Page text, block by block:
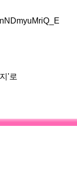
'로